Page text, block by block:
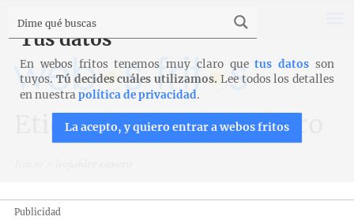
Etiqueta: hojaldre casero
Publicidad
Tus datos
En webos fritos tenemos muy claro quetus datos son
tuyos. Tú decides cuáles utilizamos. Lee todos los detalles
en nuestrapolítica de privacidad.
La acepto, y quiero entrar a webos fritos